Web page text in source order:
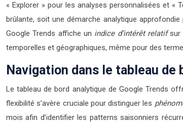
« Explorer » pour les analyses personnalisées et «
brûlante, soit une démarche analytique
Google Trends affiche un indice d’intérêt relatifsur
temporelles et géographiques, même pour des
Navigation dans le tableau
Le tableau de bord analytique de Google Trends
flexibilité s’avère cruciale pour distinguer les
mois afin d’identifier les patterns saisonniers